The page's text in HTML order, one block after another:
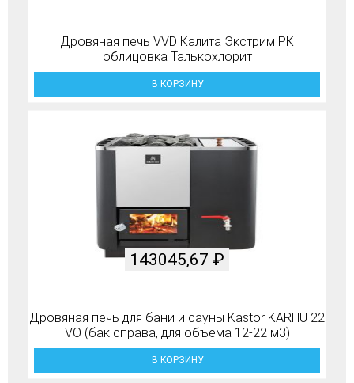
Дровяная печь VVD Калита Экстрим РК
облицовка Талькохлорит
В КОРЗИНУ
Дровяная печь для бани и сауны Kastor KARHU 22
VO (бак справа, для объема 12-22 м3)
143045,67 ₽
В КОРЗИНУ